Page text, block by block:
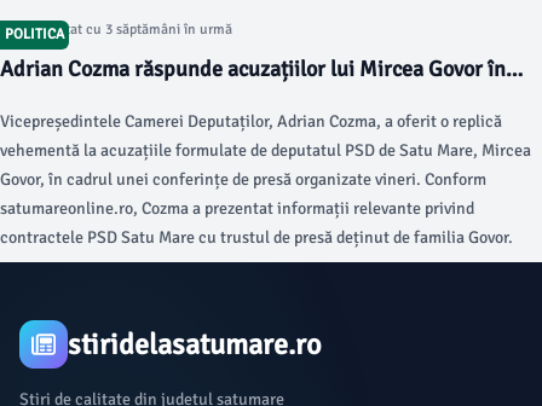
POLITICA
Articol postat cu 3 săptămâni în urmă
Adrian Cozma răspunde acuzațiilor lui Mircea Govor în
Vicepreședintele Camerei Deputaților, Adrian Cozma, a oferit o replică
vehementă la acuzațiile formulate de deputatul PSD de Satu Mare, Mircea
Govor, în cadrul unei conferințe de presă organizate vineri. Conform
satumareonline.ro, Cozma a prezentat informații relevante privind
contractele PSD Satu Mare cu trustul de presă deținut de familia Govor.
stiridelasatumare.ro
Știri de calitate din județul satumare